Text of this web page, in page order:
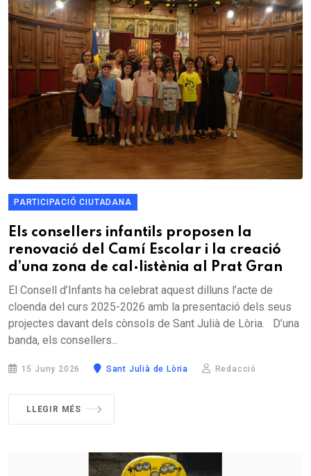
PARTICIPACIÓ CIUTADANA
Els consellers infantils proposen la
renovació del Camí Escolar i la creació
d’una zona de cal·listènia al Prat Gran
El Consell d’Infants ha celebrat aquest dilluns l’acte de
cloenda del curs 2025-2026 amb la presentació dels seus
projectes davant dels cònsols de Sant Julià de Lòria. D’una
banda, els consellers...
15 Juny 2026 Sant Julià de Lòria Redacció
LLEGIR MÉS